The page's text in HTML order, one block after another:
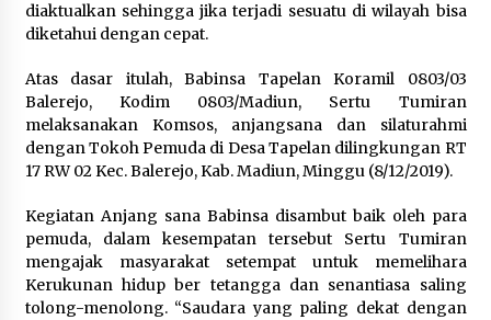
Dikunjungi PWI, Wawan Fauzi: Peran
Media Bisa Berdampak Besar
hingga Fatal
6 Agustus 2026
Kejari Kota Tangerang Bongkar
Korupsi Rp5,49 Miliar: Sewa Pesawat
Fiktif, Eks VP Angkasa Pura Kargo
Ditahan
6 Agustus 2026
diaktualkan sehingga jika terjadi sesuatu di wilayah bisa
diketahui dengan cepat.
Atas dasar itulah, Babinsa Tapelan Koramil 0803/03
Balerejo, Kodim 0803/Madiun, Sertu Tumiran
melaksanakan Komsos, anjangsana dan silaturahmi
dengan Tokoh Pemuda di Desa Tapelan dilingkungan RT
17 RW 02 Kec. Balerejo, Kab. Madiun, Minggu (8/12/2019).
Kegiatan Anjang sana Babinsa disambut baik oleh para
pemuda, dalam kesempatan tersebut Sertu Tumiran
mengajak masyarakat setempat untuk memelihara
Kerukunan hidup ber tetangga dan senantiasa saling
tolong-menolong. “Saudara yang paling dekat dengan